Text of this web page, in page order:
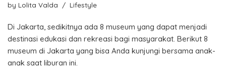
by Lolita Valda Lifestyle
Di Jakarta, sedikitnya ada 8 museum yang dapat menjadi
destinasi edukasi dan rekreasi bagi masyarakat. Berikut 8
museum di Jakarta yang bisa Anda kunjungi bersama anak-
anak saat liburan ini.